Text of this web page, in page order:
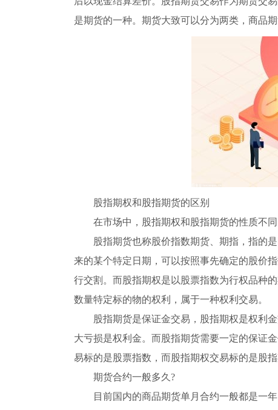
是期货的一种。期货大致可以分为两类，商品期
股指期权和股指期货的区别
在市场中，股指期权和股指期货的性质不
股指期货也称股价指数期货、期指，指的
来的某个特定日期，可以按照事先确定的股价
行交割。而股指期权是以股票指数为行权品种
数量特定标的物的权利，属于一种权利交易。
股指期货是保证金交易，股指期权是权利
大亏损是权利金。而股指期货需要一定的保证
易标的是股票指数，而股指期权交易标的是股指
期货合约一般多久?
目前国内的商品期货单月合约一般都是一